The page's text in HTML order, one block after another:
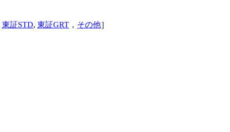
東証STD, 東証GRT ， その他］